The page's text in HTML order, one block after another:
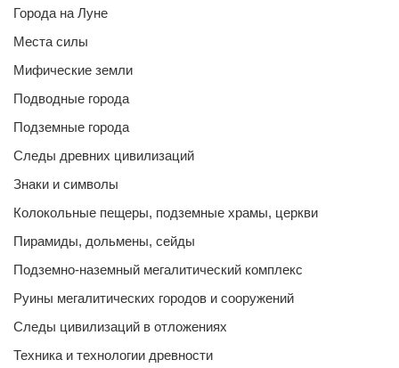
Города на Луне
Места силы
Мифические земли
Подводные города
Подземные города
Следы древних цивилизаций
Знаки и символы
Колокольные пещеры, подземные храмы, церкви
Пирамиды, дольмены, сейды
Подземно-наземный мегалитический комплекс
Руины мегалитических городов и сооружений
Следы цивилизаций в отложениях
Техника и технологии древности